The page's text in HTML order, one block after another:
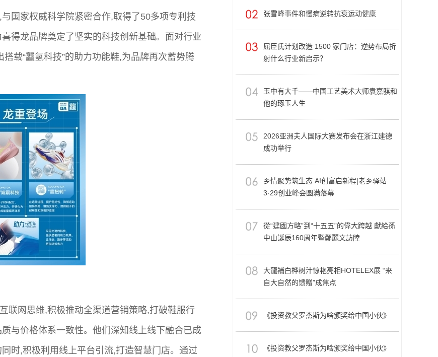
国家权威科学院紧密合作,取得了50多项专利技
得龙品牌奠定了坚实的科技创新基础。面对行业
载“龘氢科技”的助力功能鞋,为品牌再次蓄势腾
联网思维,积极推动全渠道营销策略,打破鞋服行
与价格体系一致性。他们深知线上线下融合已成
时,积极利用线上平台引流,打造智慧门店。通过
张雪峰事件和慢病逆转抗衰运动健康
屈臣氏计划改造 1500 家门店：逆势布局折
射什么行业新启示？
玉中有大千——中国工艺美术大师袁嘉骐和
他的琢玉人生
​2026亚洲夫人国际大赛发布会在浙江建德
成功举行
乡情聚势筑生态 AI创富启新程|老乡驿站
3·29创业峰会圆满落幕
從“建國方略”到“十五五”的偉大跨越 獻給孫
中山誕辰160周年暨鄭麗文訪陸
大龍補白桦树汁惊艳亮相HOTELEX展 “来
自大自然的馈赠”成焦点
《投资教父罗杰斯为啥颁奖给中国小伙》
《投资教父罗杰斯为啥颁奖给中国小伙》